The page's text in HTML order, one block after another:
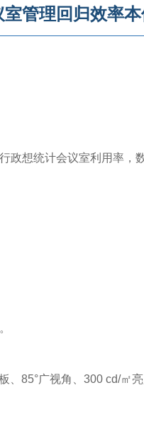
室管理回归效率
政想统计会议室利用率，
、85°广视角、300 cd/㎡